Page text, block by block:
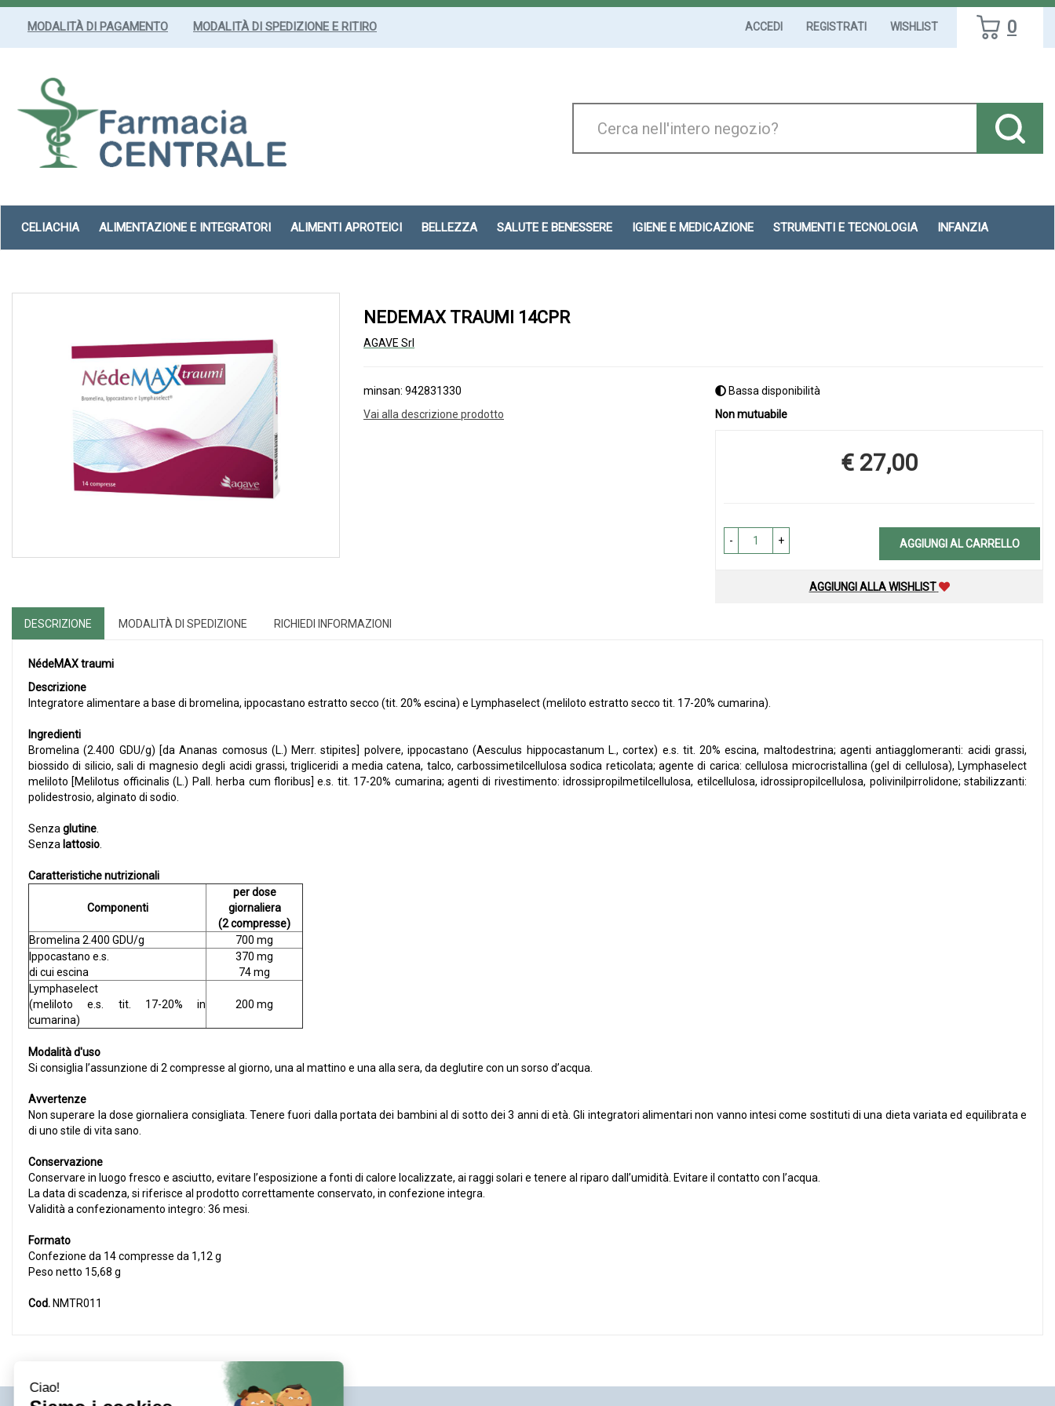
Passa
MODALITÀ DI PAGAMENTO MODALITÀ DI SPEDIZIONE E RITIRO ACCEDI REGISTRATI WISHLIST 0
Prodotto
CELIACHIA ALIMENTAZIONE E INTEGRATORI ALIMENTI APROTEICI BELLEZZA SALUTE E BENESSERE IGIENE E MEDICAZIONE STRUMENTI E TECNOLOGIA INFANZIA
NEDEMAX TRAUMI 14CPR
AGAVE Srl
minsan: 942831330
Vai alla descrizione prodotto
Bassa disponibilità
Non mutuabile
Prezzo
€ 27,00
- + AGGIUNGI AL CARRELLO
AGGIUNGI ALLA WISHLIST
DESCRIZIONE MODALITÀ DI SPEDIZIONE RICHIEDI INFORMAZIONI
NédeMAX traumi
Descrizione
Integratore alimentare a base di bromelina, ippocastano estratto secco (tit. 20% escina) e Lymphaselect (meliloto estratto secco tit. 17-20% cumarina).
Ingredienti
Bromelina (2.400 GDU/g) [da Ananas comosus (L.) Merr. stipites] polvere, ippocastano (Aesculus hippocastanum L., cortex) e.s. tit. 20% escina, maltodestrina; agenti antiagglomeranti: acidi grassi,
biossido di silicio, sali di magnesio degli acidi grassi, trigliceridi a media catena, talco, carbossimetilcellulosa sodica reticolata; agente di carica: cellulosa microcristallina (gel di cellulosa), Lymphaselect
meliloto [Melilotus officinalis (L.) Pall. herba cum floribus] e.s. tit. 17-20% cumarina; agenti di rivestimento: idrossipropilmetilcellulosa, etilcellulosa, idrossipropilcellulosa, polivinilpirrolidone; stabilizzanti:
polidestrosio, alginato di sodio.
Senza glutine
Senza lattosio
Caratteristiche nutrizionali
Componenti
per dose
giornaliera
(2 compresse)
Bromelina 2.400 GDU/g
700 mg
Ippocastano e.s.
di cui escina
370 mg
74 mg
Lymphaselect
(meliloto e.s. tit. 17-20% in
cumarina)
200 mg
Modalità d'uso
Si consiglia l’assunzione di 2 compresse al giorno, una al mattino e una alla sera, da deglutire con un sorso d’acqua.
Avvertenze
Non superare la dose giornaliera consigliata. Tenere fuori dalla portata dei bambini al di sotto dei 3 anni di età. Gli integratori alimentari non vanno intesi come sostituti di una dieta variata ed equilibrata e
di uno stile di vita sano.
Conservazione
Conservare in luogo fresco e asciutto, evitare l’esposizione a fonti di calore localizzate, ai raggi solari e tenere al riparo dall’umidità. Evitare il contatto con l’acqua.
La data di scadenza, si riferisce al prodotto correttamente conservato, in confezione integra.
Validità a confezionamento integro: 36 mesi.
Formato
Confezione da 14 compresse da 1,12 g
Peso netto 15,68 g
Cod. NMTR011